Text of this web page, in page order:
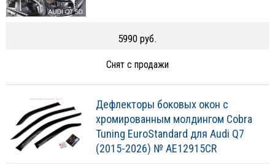
5990 руб.
Снят с продажи
Дефлекторы боковых окон с
хромированным молдингом Cobra
Tuning EuroStandard для Audi Q7
(2015-2026) № AE12915CR